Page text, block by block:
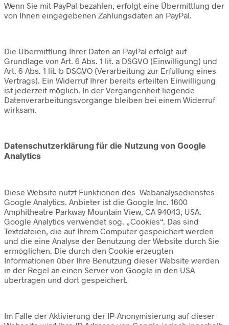
Wenn Sie mit PayPal bezahlen, erfolgt eine Übermittlung der
von Ihnen eingegebenen Zahlungsdaten an PayPal.
Die Übermittlung Ihrer Daten an PayPal erfolgt auf
Grundlage von Art. 6 Abs. 1 lit. a DSGVO (Einwilligung) und
Art. 6 Abs. 1 lit. b DSGVO (Verarbeitung zur Erfüllung eines
Vertrags). Ein Widerruf Ihrer bereits erteilten Einwilligung
ist jederzeit möglich. In der Vergangenheit liegende
Datenverarbeitungsvorgänge bleiben bei einem Widerruf
wirksam.
Datenschutzerklärung für die Nutzung von Google
Analytics
Diese Website nutzt Funktionen des Webanalysedienstes
Google Analytics. Anbieter ist die Google Inc. 1600
Amphitheatre Parkway Mountain View, CA 94043, USA.
Google Analytics verwendet sog. „Cookies“. Das sind
Textdateien, die auf Ihrem Computer gespeichert werden
und die eine Analyse der Benutzung der Website durch Sie
ermöglichen. Die durch den Cookie erzeugten
Informationen über Ihre Benutzung dieser Website werden
in der Regel an einen Server von Google in den USA
übertragen und dort gespeichert.
Im Falle der Aktivierung der IP-Anonymisierung auf dieser